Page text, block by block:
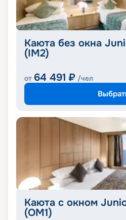
Каюта без окна
(IM2)
от 64 491 ₽ /чел
Каюта с окном
(OM1)